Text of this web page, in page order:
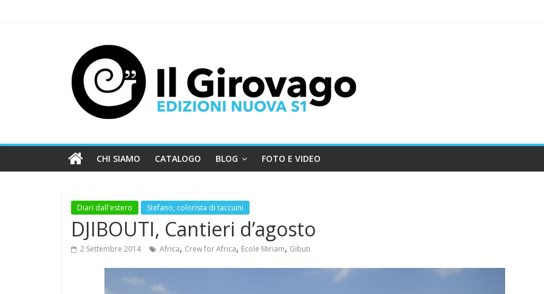
CHI SIAMO CATALOGO BLOG FOTO E VIDEO
Diari dall'estero Stefano, colorista di taccuini
DJIBOUTI, Cantieri d’agosto
2 Settembre 2014 Africa, Crew for Africa, Ecole Miriam, Gibuti